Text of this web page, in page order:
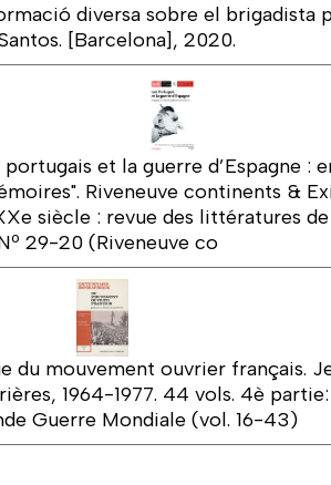
diversa sobre el brigadista
[Barcelona], 2020.
portugais et la guerre d’Espagne :
Riveneuve continents &
siècle : revue des littératures
29-20 (Riveneuve co
du mouvement ouvrier français.
1964-1977. 44 vols. 4è partie:
Guerre Mondiale (vol. 16-43)